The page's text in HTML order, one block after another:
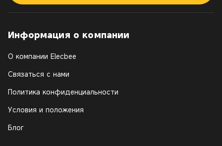
Информация о компании
О компании Elecbee
Связаться с нами
Политика конфиденциальности
Условия и положения
Блог